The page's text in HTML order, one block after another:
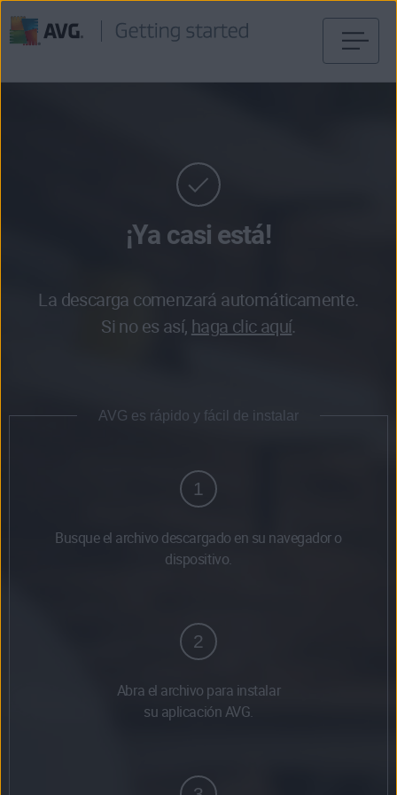
¡Ya casi está!
La descarga comenzará automáticamente.
Si no es así, haga clic aquí.
AVG es rápido y fácil de instalar
1
Busque el archivo descargado en su navegador o
dispositivo.
2
Abra el archivo para instalar
su aplicación AVG.